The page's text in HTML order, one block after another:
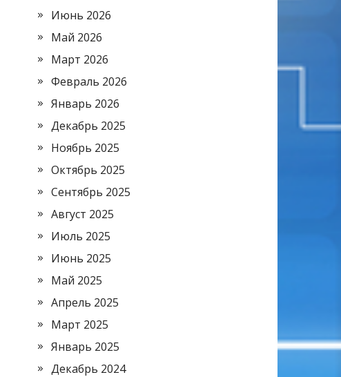
Июнь 2026
Май 2026
Март 2026
Февраль 2026
Январь 2026
Декабрь 2025
Ноябрь 2025
Октябрь 2025
Сентябрь 2025
Август 2025
Июль 2025
Июнь 2025
Май 2025
Апрель 2025
Март 2025
Январь 2025
Декабрь 2024